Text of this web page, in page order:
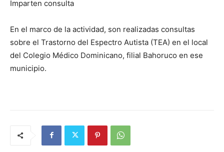
Imparten consulta
En el marco de la actividad, son realizadas consultas
sobre el Trastorno del Espectro Autista (TEA) en el local
del Colegio Médico Dominicano, filial Bahoruco en ese
municipio.